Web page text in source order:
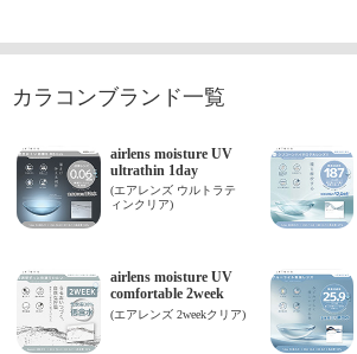
カラコンブランド一覧